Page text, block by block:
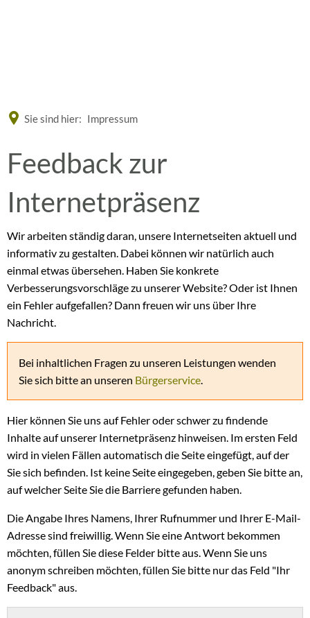
Sie sind hier: Impressum
Feedback
zur
Internetseite
Feedback zur
Internetpräsenz
Wir arbeiten ständig daran, unsere Internetseiten aktuell und
informativ zu gestalten. Dabei können wir natürlich auch
einmal etwas übersehen. Haben Sie konkrete
Verbesserungsvorschläge zu unserer Website? Oder ist Ihnen
ein Fehler aufgefallen? Dann freuen wir uns über Ihre
Nachricht.
Bei inhaltlichen Fragen zu unseren Leistungen wenden
Sie sich bitte an unseren Bürgerservice.
Hier können Sie uns auf Fehler oder schwer zu findende
Inhalte auf unserer Internetpräsenz hinweisen. Im ersten Feld
wird in vielen Fällen automatisch die Seite eingefügt, auf der
Sie sich befinden. Ist keine Seite eingegeben, geben Sie bitte an,
auf welcher Seite Sie die Barriere gefunden haben.
Die Angabe Ihres Namens, Ihrer Rufnummer und Ihrer E-Mail-
Adresse sind freiwillig. Wenn Sie eine Antwort bekommen
möchten, füllen Sie diese Felder bitte aus. Wenn Sie uns
anonym schreiben möchten, füllen Sie bitte nur das Feld "Ihr
Feedback" aus.